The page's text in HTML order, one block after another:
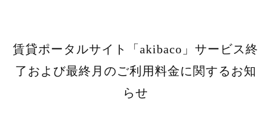
賃貸ポータルサイト「akibaco」サービス終
了および最終月のご利用料金に関するお知
らせ